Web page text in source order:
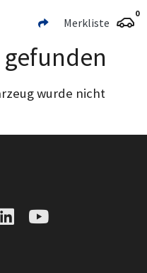
Merkliste
0
wurde nicht
Schmidt auf
Schmidt
AutoweltAutowelt